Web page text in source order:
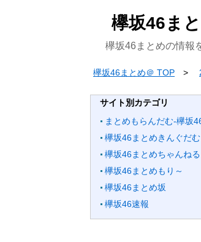
欅坂46ま
欅坂46まとめの情報
欅坂46まとめ＠ TOP
サイト別カテゴリ
まとめもらんだむ-欅坂
欅坂46まとめきんぐだむ
欅坂46まとめちゃんねる
欅坂46まとめもり～
欅坂46まとめ坂
欅坂46速報